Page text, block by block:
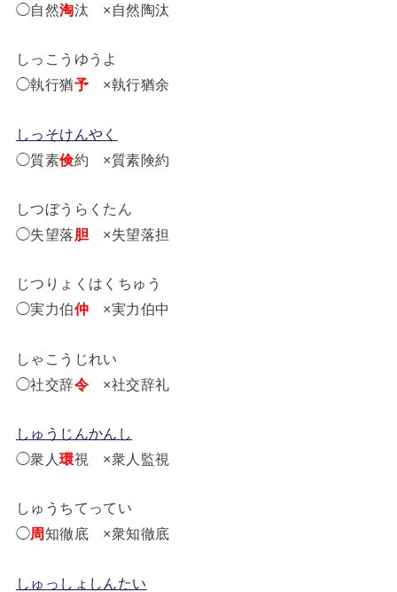
◯自然淘汰 ×自然陶汰
しっこうゆうよ
◯執行猶予×執行猶余
しっそけんやく
◯質素倹約 ×質素険約
しつぼうらくたん
◯失望落胆×失望落担
じつりょくはくちゅう
◯実力伯仲×実力伯中
しゃこうじれい
◯社交辞令×社交辞礼
しゅうじんかんし
◯衆人環視 ×衆人監視
しゅうちてってい
◯周知徹底 ×衆知徹底
しゅっしょしんたい